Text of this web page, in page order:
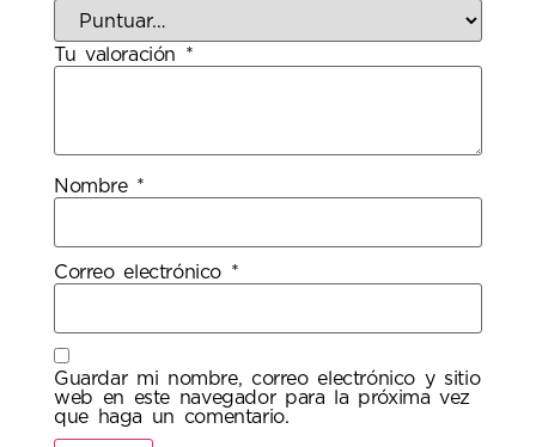
Tu valoración *
Nombre *
Correo electrónico *
Guardar mi nombre, correo electrónico y sitio
web en este navegador para la próxima vez
que haga un comentario.